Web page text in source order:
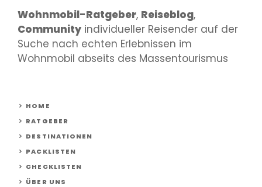
Wohnmobil-Ratgeber, Reiseblog,
Community individueller Reisender auf der
Suche nach echten Erlebnissen im
Wohnmobil abseits des Massentourismus
HOME
RATGEBER
DESTINATIONEN
PACKLISTEN
CHECKLISTEN
ÜBER UNS